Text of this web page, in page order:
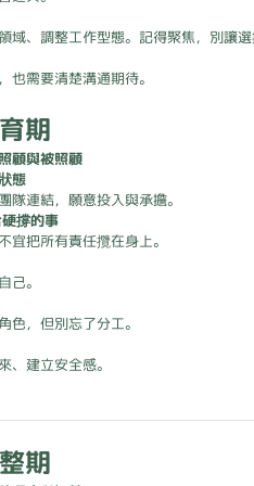
域、調整工作型態。記得聚焦，別讓選
也需要清楚溝通期待。
期
顧與被照顧
態
隊連結，願意投入與承擔。
撐的事
宜把所有責任攬在身上。
己。
色，但別忘了分工。
、建立安全感。
期